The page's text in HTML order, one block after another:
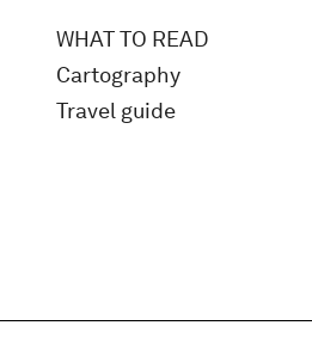
WHAT TO READ
Cartography
Travel guide